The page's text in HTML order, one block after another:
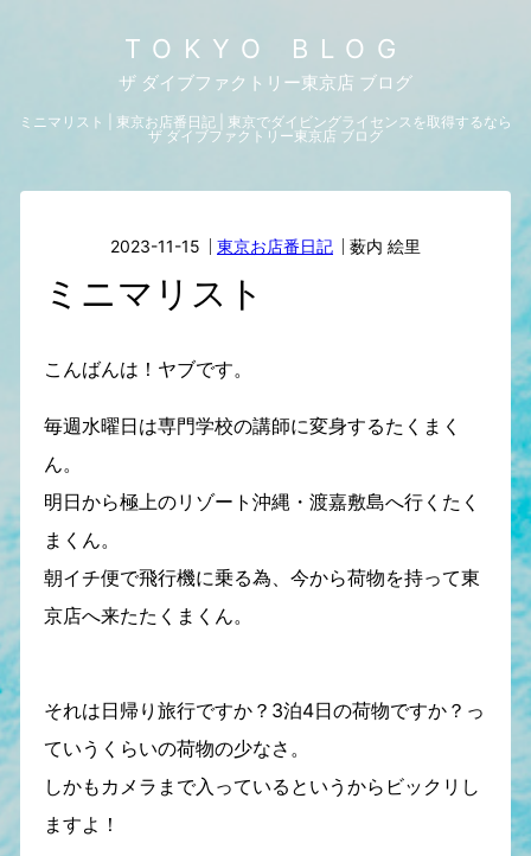
TOKYO BLOG
ザ ダイブファクトリー東京店 ブログ
ミニマリスト | 東京お店番日記 | 東京でダイビングライセンスを取得するなら
ザ ダイブファクトリー東京店 ブログ
2023-11-15 東京お店番日記 薮内 絵里
ミニマリスト
こんばんは！ヤブです。
毎週水曜日は専門学校の講師に変身するたくまく
ん。
明日から極上のリゾート沖縄・渡嘉敷島へ行くたく
まくん。
朝イチ便で飛行機に乗る為、今から荷物を持って東
京店へ来たたくまくん。
それは日帰り旅行ですか？3泊4日の荷物ですか？っ
ていうくらいの荷物の少なさ。
しかもカメラまで入っているというからビックリし
ますよ！